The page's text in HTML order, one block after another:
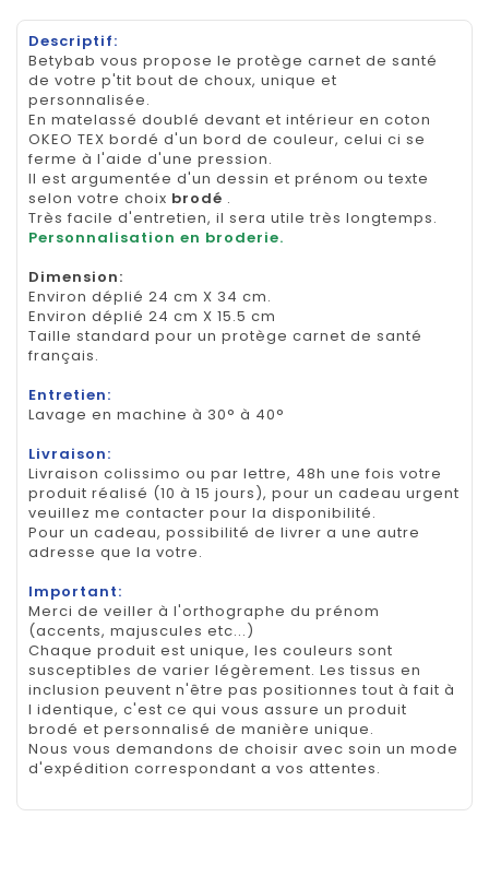
Descriptif:
Betybab vous propose le protège carnet de santé
de votre p'tit bout de choux, unique et
personnalisée.
En matelassé doublé devant et intérieur en coton
OKEO TEX bordé d'un bord de couleur, celui ci se
ferme à l'aide d'une pression.
Il est argumentée d'un dessin et prénom ou texte
selon votre choix brodé .
Très facile d'entretien, il sera utile très longtemps.
Personnalisation en broderie.
Dimension:
Environ déplié 24 cm X 34 cm.
Environ déplié 24 cm X 15.5 cm
Taille standard pour un protège carnet de santé
français.
Entretien:
Lavage en machine à 30° à 40°
Livraison:
Livraison colissimo ou par lettre, 48h une fois votre
produit réalisé (10 à 15 jours), pour un cadeau urgent
veuillez me contacter pour la disponibilité.
Pour un cadeau, possibilité de livrer a une autre
adresse que la votre.
Important:
Merci de veiller à l'orthographe du prénom
(accents, majuscules etc...)
Chaque produit est unique, les couleurs sont
susceptibles de varier légèrement. Les tissus en
inclusion peuvent n'être pas positionnes tout à fait à
l identique, c'est ce qui vous assure un produit
brodé et personnalisé de manière unique.
Nous vous demandons de choisir avec soin un mode
d'expédition correspondant a vos attentes.